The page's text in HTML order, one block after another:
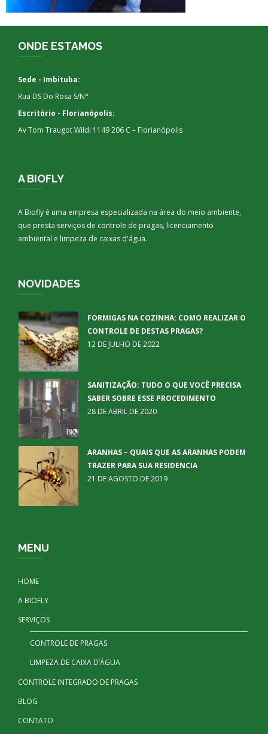
ONDE ESTAMOS
Sede - Imbituba:
Rua DS Do Rosa S/N°
Escritório - Florianópolis:
Av Tom Traugot Wildi 1149 206 C – Florianópolis
A BIOFLY
A Biofly é uma empresa especializada na área do meio ambiente,
que presta serviços de controle de pragas, licenciamento
ambiental e limpeza de caixas d'água.
NOVIDADES
FORMIGAS NA COZINHA: COMO REALIZAR O
CONTROLE DE DESTAS PRAGAS?
12 DE JULHO DE 2022
SANITIZAÇÃO: TUDO O QUE VOCÊ PRECISA
SABER SOBRE ESSE PROCEDIMENTO
28 DE ABRIL DE 2020
ARANHAS – QUAIS QUE AS ARANHAS PODEM
TRAZER PARA SUA RESIDENCIA
21 DE AGOSTO DE 2019
MENU
HOME
A BIOFLY
SERVIÇOS
CONTROLE DE PRAGAS
LIMPEZA DE CAIXA D’ÁGUA
CONTROLE INTEGRADO DE PRAGAS
BLOG
CONTATO